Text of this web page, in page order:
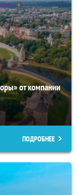
от компании
ПОДРОБНЕЕ